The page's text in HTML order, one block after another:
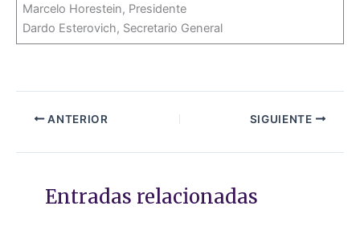
Marcelo Horestein, Presidente
Dardo Esterovich, Secretario General
ANTERIOR SIGUIENTE
Entradas relacionadas